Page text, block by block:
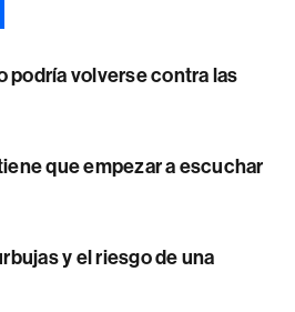
podría volverse contra las
que empezar a escuchar
y el riesgo de una